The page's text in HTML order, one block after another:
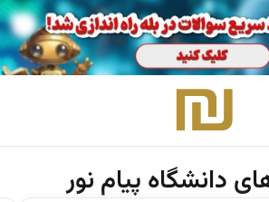
دانشگاه پیام نور